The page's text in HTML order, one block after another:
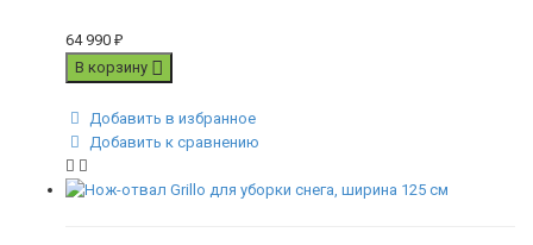
64 990 ₽
В корзину
Добавить в избранное
Добавить к сравнению